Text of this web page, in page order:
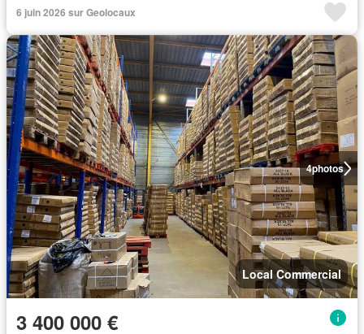
6 juin 2026 sur Geolocaux
4photos
Local Commercial
3 400 000 €